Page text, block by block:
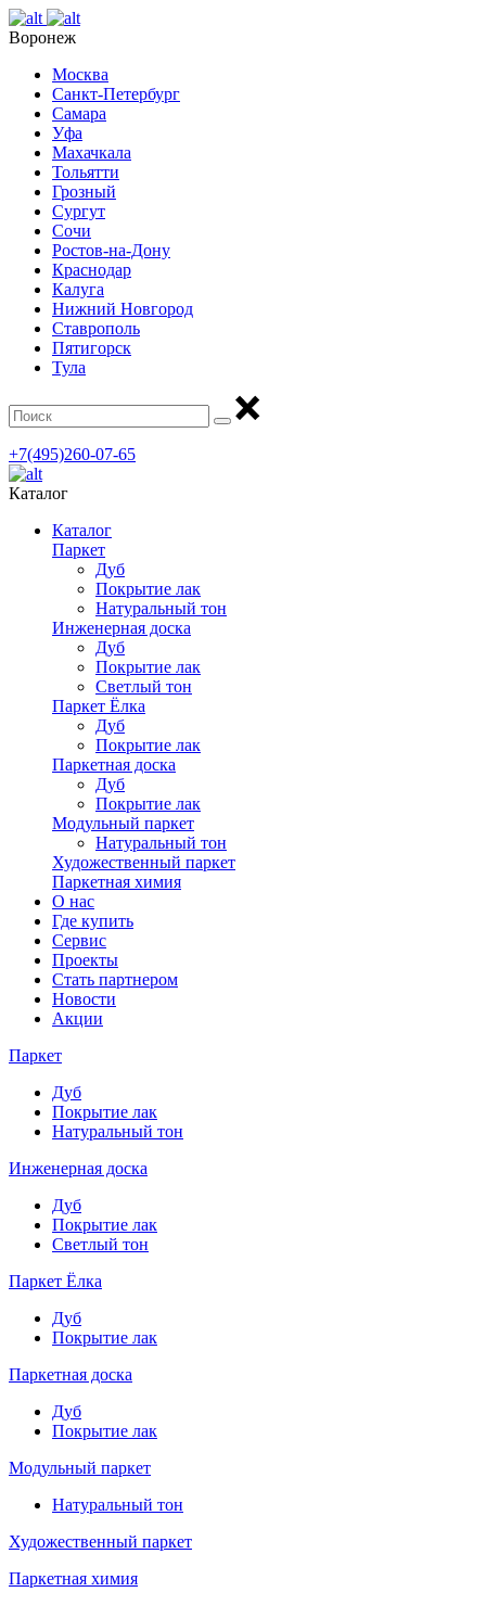
Воронеж
Москва
Санкт-Петербург
Самара
Уфа
Махачкала
Тольятти
Грозный
Сургут
Сочи
Ростов-на-Дону
Краснодар
Калуга
Нижний Новгород
Ставрополь
Пятигорск
Тула
+7(495)260-07-65
Каталог
Каталог
Паркет
Дуб
Покрытие лак
Натуральный тон
Инженерная доска
Дуб
Покрытие лак
Светлый тон
Паркет Ёлка
Дуб
Покрытие лак
Паркетная доска
Дуб
Покрытие лак
Модульный паркет
Натуральный тон
Художественный паркет
Паркетная химия
О нас
Где купить
Сервис
Проекты
Стать партнером
Новости
Акции
Паркет
Дуб
Покрытие лак
Натуральный тон
Инженерная доска
Дуб
Покрытие лак
Светлый тон
Паркет Ёлка
Дуб
Покрытие лак
Паркетная доска
Дуб
Покрытие лак
Модульный паркет
Натуральный тон
Художественный паркет
Паркетная химия